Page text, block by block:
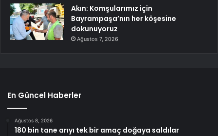
Akın: Komşularımız için
Bayrampaşa’nın her köşesine
dokunuyoruz
Ağustos 7, 2026
En Güncel Haberler
Ağustos 8, 2026
180 bin tane arıyı tek bir amaç doğaya saldılar